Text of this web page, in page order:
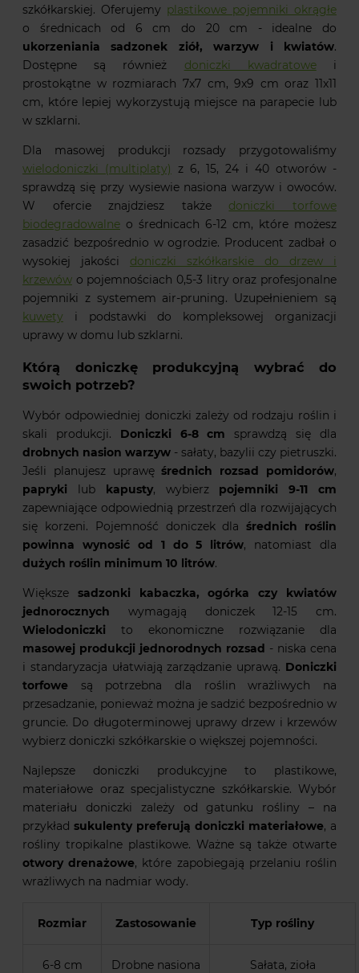
szkółkarskiej. Oferujemy plastikowe pojemniki okrągłe
o średnicach od 6 cm do 20 cm - idealne do
ukorzeniania sadzonek ziół, warzyw i kwiatów.
Dostępne są również doniczki kwadratowei
prostokątne w rozmiarach 7x7 cm, 9x9 cm oraz 11x11
cm, które lepiej wykorzystują miejsce na parapecie lub
w szklarni.
Dla masowej produkcji rozsady przygotowaliśmy
wielodoniczki (multiplaty) z 6, 15, 24 i 40 otworów -
sprawdzą się przy wysiewie nasiona warzyw i owoców.
W ofercie znajdziesz także doniczki torfowe
biodegradowalne o średnicach 6-12 cm, które możesz
zasadzić bezpośrednio w ogrodzie. Producent zadbał o
wysokiej jakości doniczki szkółkarskie do drzew i
krzewów o pojemnościach 0,5-3 litry oraz profesjonalne
pojemniki z systemem air-pruning. Uzupełnieniem są
kuwety i podstawki do kompleksowej organizacji
uprawy w domu lub szklarni.
Którą doniczkę produkcyjną wybrać do
swoich potrzeb?
Wybór odpowiedniej doniczki zależy od rodzaju roślin i
skali produkcji. Doniczki 6-8 cm sprawdzą się dla
drobnych nasion warzyw - sałaty, bazylii czy pietruszki.
Jeśli planujesz uprawęśrednich rozsad pomidorów,
papryki lub kapusty, wybierz pojemniki 9-11 cm
zapewniające odpowiednią przestrzeń dla rozwijających
się korzeni. Pojemność doniczek dlaśrednich roślin
powinna wynosić od 1 do 5 litrów, natomiast dla
dużych roślin minimum 10 litrów.
Większe sadzonki kabaczka, ogórka czy kwiatów
jednorocznych wymagają doniczek 12-15 cm.
Wielodoniczki to ekonomiczne rozwiązanie dla
masowej produkcji jednorodnych rozsad - niska cena
i standaryzacja ułatwiają zarządzanie uprawą. Doniczki
torfowe są potrzebna dla roślin wrażliwych na
przesadzanie, ponieważ można je sadzić bezpośrednio w
gruncie. Do długoterminowej uprawy drzew i krzewów
wybierz doniczki szkółkarskie o większej pojemności.
Najlepsze doniczki produkcyjne to plastikowe,
materiałowe oraz specjalistyczne szkółkarskie. Wybór
materiału doniczki zależy od gatunku rośliny – na
przykład sukulenty preferują doniczki materiałowe, a
rośliny tropikalne plastikowe. Ważne są także otwarte
otwory drenażowe, które zapobiegają przelaniu roślin
wrażliwych na nadmiar wody.
Rozmiar Zastosowanie Typ rośliny
6-8 cm Drobne nasiona Sałata, zioła